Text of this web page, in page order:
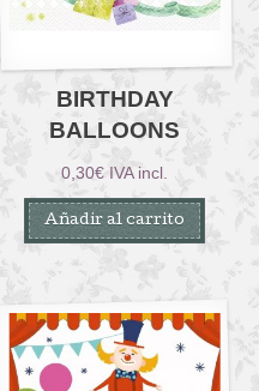
BIRTHDAY
BALLOONS
0,30€ IVA incl.
Añadir al carrito